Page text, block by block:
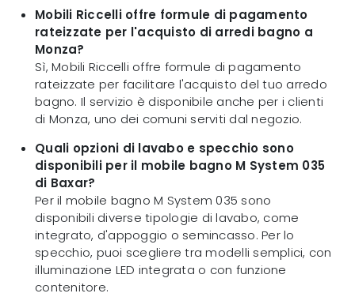
Mobili Riccelli offre formule di pagamento
rateizzate per l'acquisto di arredi bagno a
Monza?
Sì, Mobili Riccelli offre formule di pagamento
rateizzate per facilitare l'acquisto del tuo arredo
bagno. Il servizio è disponibile anche per i clienti
di Monza, uno dei comuni serviti dal negozio.
Quali opzioni di lavabo e specchio sono
disponibili per il mobile bagno M System 035
di Baxar?
Per il mobile bagno M System 035 sono
disponibili diverse tipologie di lavabo, come
integrato, d'appoggio o semincasso. Per lo
specchio, puoi scegliere tra modelli semplici, con
illuminazione LED integrata o con funzione
contenitore.